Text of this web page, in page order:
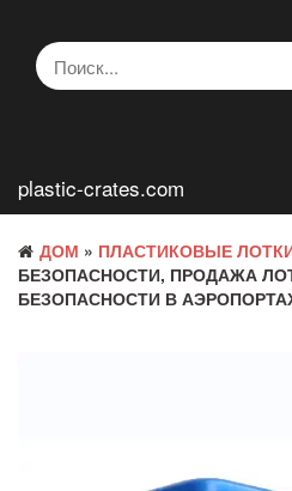
содержанию
plastic-crates.com
ДОМ » ПЛАСТИКОВЫЕ
БЕЗОПАСНОСТИ, ПРОДАЖА
БЕЗОПАСНОСТИ В